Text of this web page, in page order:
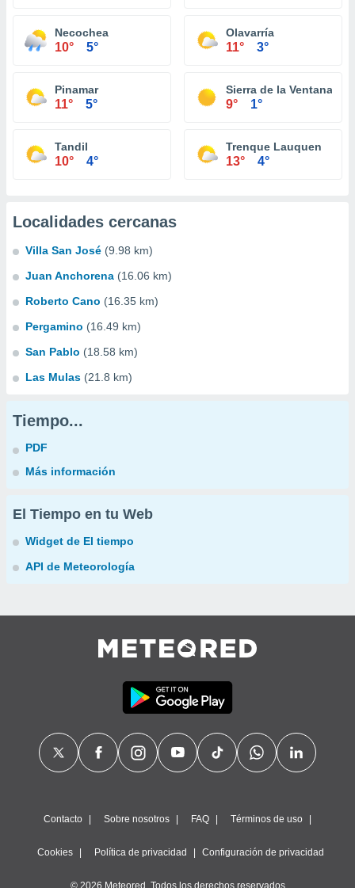
Necochea
10° 5°
Olavarría
11° 3°
Pinamar
11° 5°
Sierra de la Ventana
9° 1°
Tandil
10° 4°
Trenque Lauquen
13° 4°
Localidades cercanas
Villa San José (9.98 km)
Juan Anchorena (16.06 km)
Roberto Cano (16.35 km)
Pergamino (16.49 km)
San Pablo (18.58 km)
Las Mulas (21.8 km)
Tiempo...
PDF
Más información
El Tiempo en tu Web
Widget de El tiempo
API de Meteorología
Contacto Sobre nosotros FAQ Términos de uso
Cookies Política de privacidad Configuración de privacidad
© 2026 Meteored. Todos los derechos reservados